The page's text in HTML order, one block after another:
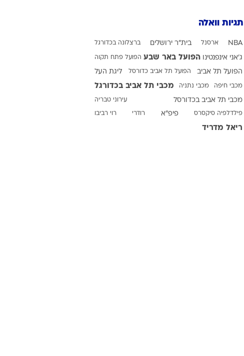
תגיות וואלה
NBA ארסנל בית"ר ירושלים ברצלונה בכדורגל
ג'אני אינפנטינו הפועל באר שבע הפועל פתח תקוה
הפועל תל אביב הפועל תל אביב כדורסל ליגת העל
מכבי חיפה מכבי נתניה מכבי תל אביב בכדורגל
מכבי תל אביב בכדורסל עירוני טבריה
פילדלפיה סיקסרס פיפ"א רודרי רוי רביבו
ריאל מדריד